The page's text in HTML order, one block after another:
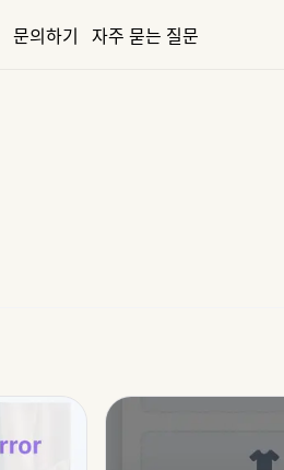
문의하기 자주 묻는 질문